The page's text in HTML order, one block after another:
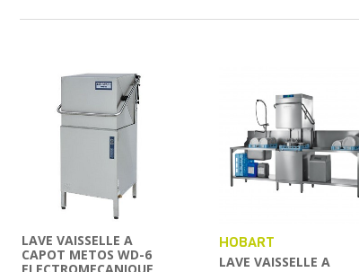
LAVE VAISSELLE A
CAPOT METOS WD-6
HOBART
LAVE VAISSELLE A